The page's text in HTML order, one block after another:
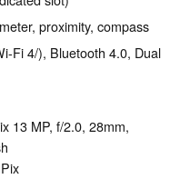
proximity, compass
Fi 4/), Bluetooth 4.0, Dual
13 MP, f/2.0, 28mm,